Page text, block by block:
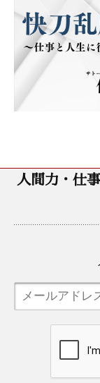
人間力・仕